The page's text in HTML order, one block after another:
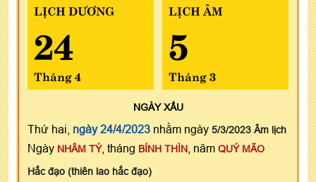
LỊCH DƯƠNG
24
Tháng 4
LỊCH ÂM
5
Tháng 3
NGÀYXẤU
Thứ hai, ngày 24/4/2023 nhằm ngày 5/3/2023 Âm lịch
Ngày NHÂM TÝ, tháng BÍNH THÌN , năm QUÝ MÃO
Hắc đạo (thiên lao hắc đạo)